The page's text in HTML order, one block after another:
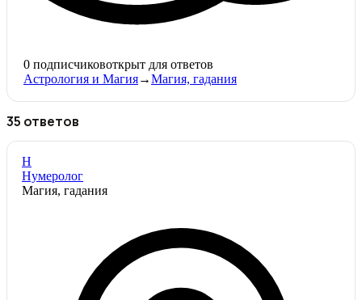
0 подписчиковоткрыт для ответов
Астрология и Магия→Магия, гадания
35 ответов
Н
Нумеролог
Магия, гадания